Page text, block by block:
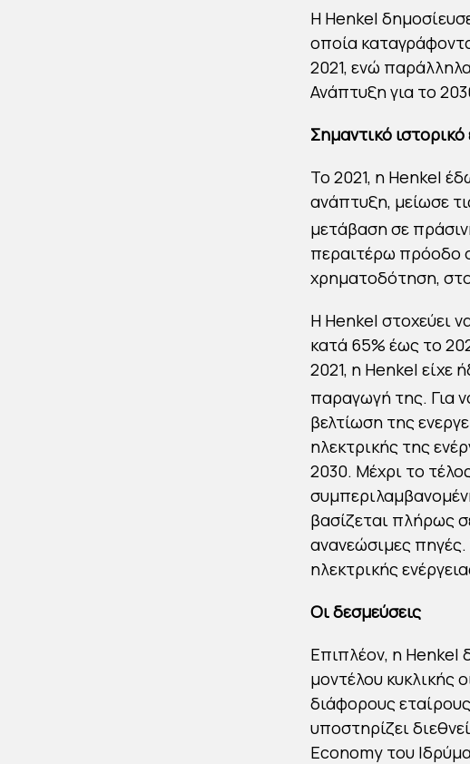
Η Henkel
οποία
2021, ενώ
Ανάπτυξη για το
Σημαντικό
Το 2021, η Henkel
ανάπτυξη, μείωσε
μετάβαση σε
περαιτέρω πρόοδο
χρηματοδότηση,
Η Henkel στοχεύει
κατά 65% έως το
2021, η Henkel είχε
παραγωγή της. Για
βελτίωση της
ηλεκτρικής της
2030. Μέχρι το
βασίζεται πλήρως
ανανεώσιμες
ηλεκτρικής
Οι δεσμεύσεις
Επιπλέον, η Henkel
μοντέλου κυκλικής
διάφορους
υποστηρίζει
Economy του